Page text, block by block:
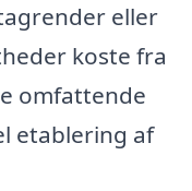
eller
koste fra
omfattende
etablering af